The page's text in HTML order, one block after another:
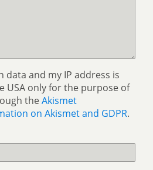
data and my IP address is
USA only for the purpose of
theAkismet
on Akismet and GDPR.